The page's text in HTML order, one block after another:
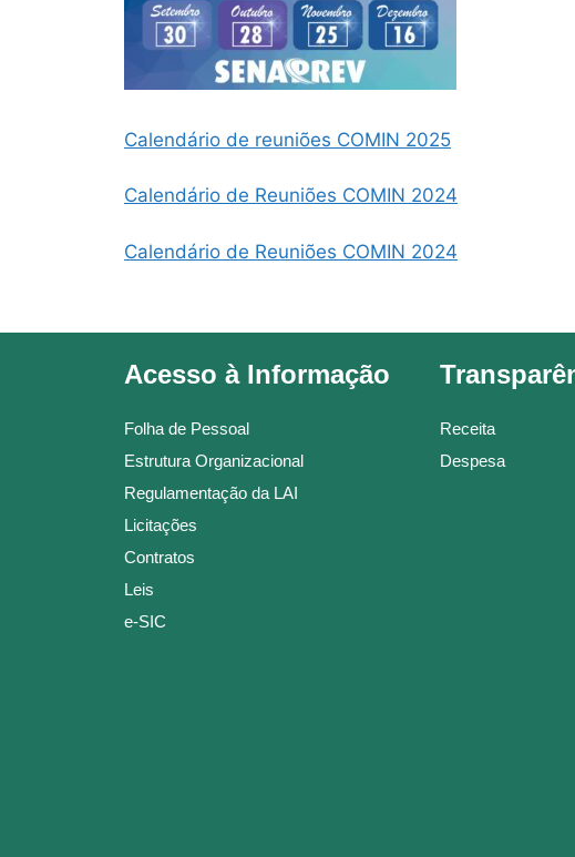
Calendário de reuniões COMIN 2025
Calendário de Reuniões COMIN 2024
Calendário de Reuniões COMIN 2024
Acesso à Informação
Folha de Pessoal
Estrutura Organizacional
Regulamentação da LAI
Licitações
Contratos
Leis
e-SIC
Receita
Despesa